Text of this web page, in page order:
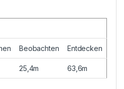
Beobachten Entdecken
25,4m 63,6m